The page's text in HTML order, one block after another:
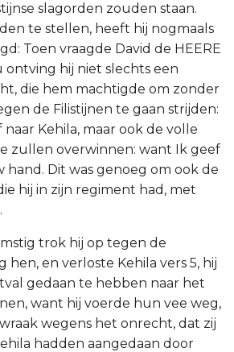
slagorden zouden staan.
te stellen, heeft hij nogmaals
Toen vraagde David de HEERE
ontving hij niet slechts een
die hem machtigde om zonder
de Filistijnen te gaan strijden:
Kehila, maar ook de volle
zullen overwinnen: want Ik geef
hand. Dit was genoeg om ook de
hij in zijn regiment had, met
trok hij op tegen de
hen, en verloste Kehila vers 5, hij
gedaan te hebben naar het
want hij voerde hun vee weg,
wegens het onrecht, dat zij
hadden aangedaan door